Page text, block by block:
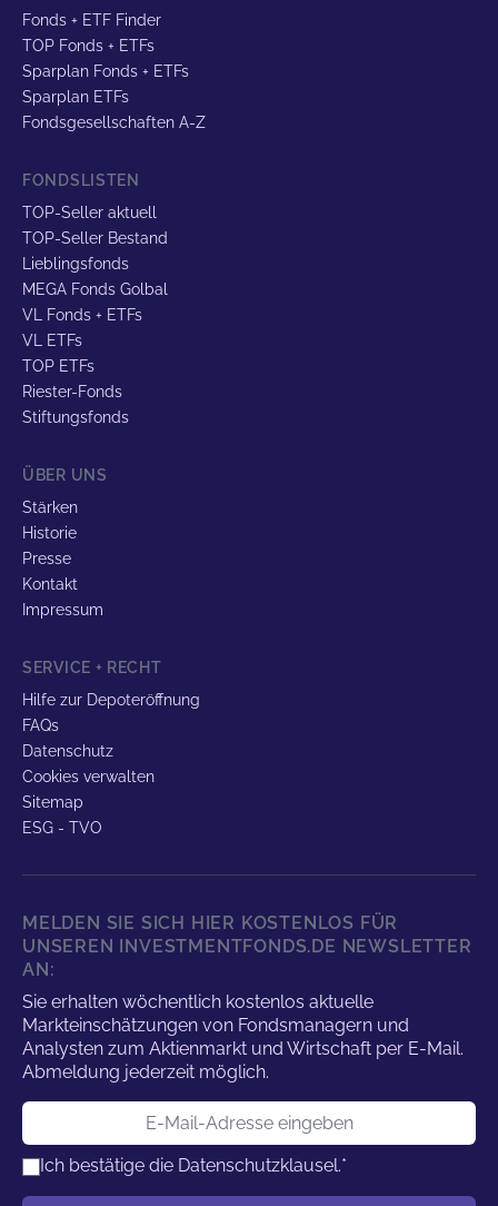
Fonds + ETF Finder
TOP Fonds + ETFs
Sparplan Fonds + ETFs
Sparplan ETFs
Fondsgesellschaften A-Z
FONDSLISTEN
TOP-Seller aktuell
TOP-Seller Bestand
Lieblingsfonds
MEGA Fonds Golbal
VL Fonds + ETFs
VL ETFs
TOP ETFs
Riester-Fonds
Stiftungsfonds
ÜBER UNS
Stärken
Historie
Presse
Kontakt
Impressum
SERVICE + RECHT
Hilfe zur Depoteröffnung
FAQs
Datenschutz
Cookies verwalten
Sitemap
ESG - TVO
MELDEN SIE SICH HIER KOSTENLOS FÜR
UNSEREN INVESTMENTFONDS.DE NEWSLETTER
AN:
Sie erhalten wöchentlich kostenlos aktuelle
Markteinschätzungen von Fondsmanagern und
Analysten zum Aktienmarkt und Wirtschaft per E-Mail.
Abmeldung jederzeit möglich.
E-Mail-Adresse
Ich bestätige die Datenschutzklausel.*